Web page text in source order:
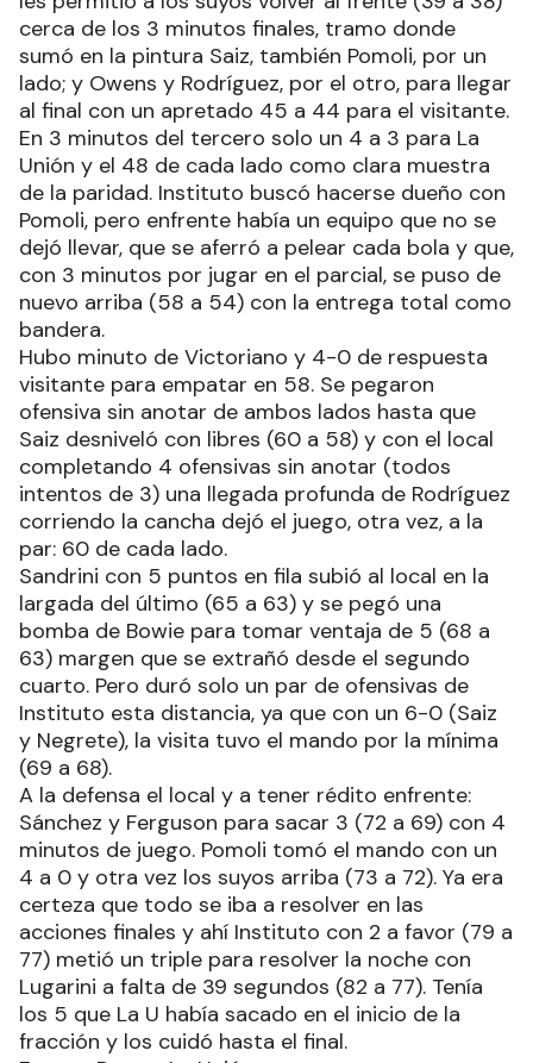
cerca de los 3 minutos finales, tramo donde
sumó en la pintura Saiz, también Pomoli, por un
lado; y Owens y Rodríguez, por el otro, para llegar
al final con un apretado 45 a 44 para el visitante.
En 3 minutos del tercero solo un 4 a 3 para La
Unión y el 48 de cada lado como clara muestra
de la paridad. Instituto buscó hacerse dueño con
Pomoli, pero enfrente había un equipo que no se
dejó llevar, que se aferró a pelear cada bola y que,
con 3 minutos por jugar en el parcial, se puso de
nuevo arriba (58 a 54) con la entrega total como
bandera.
Hubo minuto de Victoriano y 4-0 de respuesta
visitante para empatar en 58. Se pegaron
ofensiva sin anotar de ambos lados hasta que
Saiz desniveló con libres (60 a 58) y con el local
completando 4 ofensivas sin anotar (todos
intentos de 3) una llegada profunda de Rodríguez
corriendo la cancha dejó el juego, otra vez, a la
par: 60 de cada lado.
Sandrini con 5 puntos en fila subió al local en la
largada del último (65 a 63) y se pegó una
bomba de Bowie para tomar ventaja de 5 (68 a
63) margen que se extrañó desde el segundo
cuarto. Pero duró solo un par de ofensivas de
Instituto esta distancia, ya que con un 6-0 (Saiz
y Negrete), la visita tuvo el mando por la mínima
(69 a 68).
A la defensa el local y a tener rédito enfrente:
Sánchez y Ferguson para sacar 3 (72 a 69) con 4
minutos de juego. Pomoli tomó el mando con un
4 a 0 y otra vez los suyos arriba (73 a 72). Ya era
certeza que todo se iba a resolver en las
acciones finales y ahí Instituto con 2 a favor (79 a
77) metió un triple para resolver la noche con
Lugarini a falta de 39 segundos (82 a 77). Tenía
los 5 que La U había sacado en el inicio de la
fracción y los cuidó hasta el final.